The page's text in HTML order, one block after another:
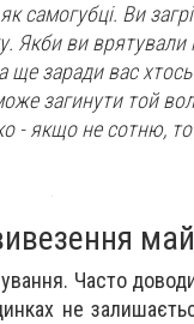
самогубці. Ви
Якби ви врятували
ще заради вас
загинути той
- якщо не сотню,
Часто
не